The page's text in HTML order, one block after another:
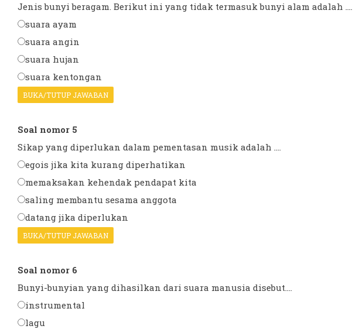
Jenis bunyi beragam. Berikut ini yang tidak termasuk bunyi alam adalah ....
suara ayam
suara angin
suara hujan
suara kentongan
BUKA/TUTUP JAWABAN
Soal nomor 5
Sikap yang diperlukan dalam pementasan musik adalah ....
egois jika kita kurang diperhatikan
memaksakan kehendak pendapat kita
saling membantu sesama anggota
datang jika diperlukan
BUKA/TUTUP JAWABAN
Soal nomor 6
Bunyi-bunyian yang dihasilkan dari suara manusia disebut....
instrumental
lagu